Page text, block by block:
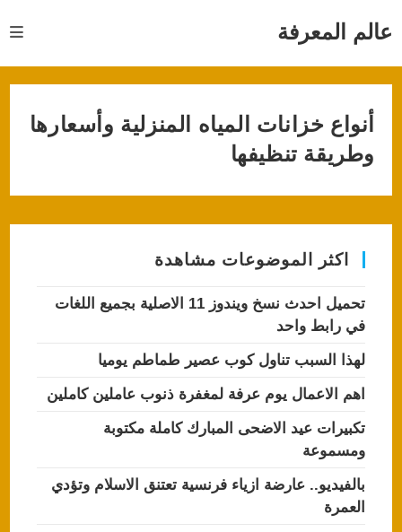
عالم المعرفة
أنواع خزانات المياه المنزلية وأسعارها
وطريقة تنظيفها
اكثر الموضوعات مشاهدة
تحميل احدث نسخ ويندوز 11 الاصلية بجميع اللغات
في رابط واحد
لهذا السبب تناول كوب عصير طماطم يوميا
اهم الاعمال يوم عرفة لمغفرة ذنوب عاملين كاملين
تكبيرات عيد الاضحى المبارك كاملة مكتوبة
ومسموعة
بالفيديو.. عارضة ازياء فرنسية تعتنق الاسلام وتؤدي
العمرة